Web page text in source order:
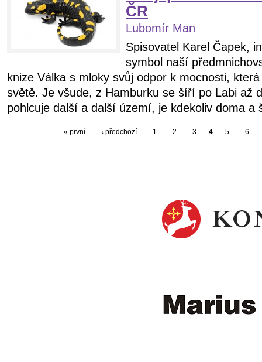
ČR
Lubomír Man
Spisovatel Karel Čapek,
symbol naší
knize Válka s mloky svůj odpor k mocnosti,
světě. Je všude, z Hamburku se šíří po Labi až
pohlcuje další a další území, je kdekoliv doma a
« první ‹ předchozí 1 2 3 4 5 6